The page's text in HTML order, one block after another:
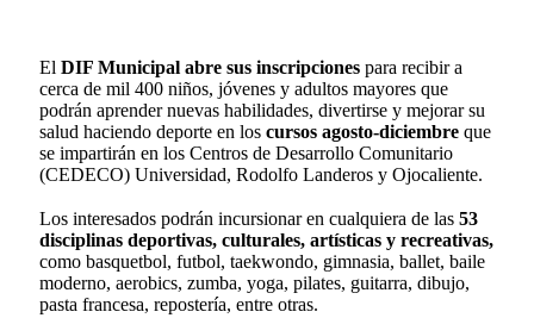
El DIF Municipal abre sus inscripciones para recibir a
cerca de mil 400 niños, jóvenes y adultos mayores que
podrán aprender nuevas habilidades, divertirse y mejorar su
salud haciendo deporte en los cursos agosto-diciembre que
se impartirán en los Centros de Desarrollo Comunitario
(CEDECO) Universidad, Rodolfo Landeros y Ojocaliente.
Los interesados podrán incursionar en cualquiera de las 53
disciplinas deportivas, culturales, artísticas y recreativas,
como basquetbol, futbol, taekwondo, gimnasia, ballet, baile
moderno, aerobics, zumba, yoga, pilates, guitarra, dibujo,
pasta francesa, repostería, entre otras.